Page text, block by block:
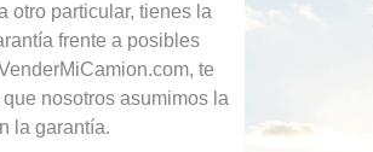
otro particular, tienes la
frente a posibles
te
nosotros asumimos la
la garantía.